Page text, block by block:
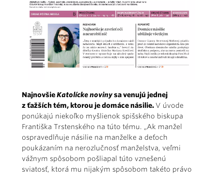
NajnovšieKatolícke novinysa venujú jednej
z ťažších tém, ktorou je domáce násilie. V úvode
ponúkajú niekoľko myšlienok spišského biskupa
Františka Trstenského na túto tému. „Ak manžel
ospravedlňuje násilie na manželke a deťoch
poukázaním na nerozlučnosť manželstva, veľmi
vážnym spôsobom pošliapal túto vznešenú
sviatosť, ktorá mu nijakým spôsobom takéto právo